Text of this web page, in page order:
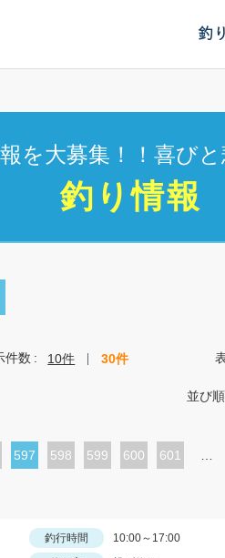
釣
を大募集！！喜び
釣り情報
件数 10件 30件
並び順
カ
597
ペ
598
ペ
599
ペ
600
ペ
601
釣行時間
10:00～17:00